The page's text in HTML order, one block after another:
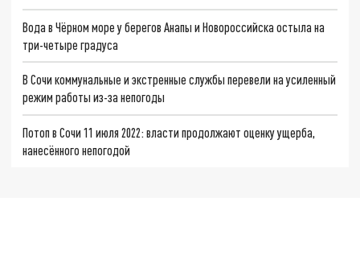
Вода в Чёрном море у берегов Анапы и Новороссийска остыла на
три-четыре градуса
В Сочи коммунальные и экстренные службы перевели на усиленный
режим работы из-за непогоды
Потоп в Сочи 11 июля 2022: власти продолжают оценку ущерба,
нанесённого непогодой